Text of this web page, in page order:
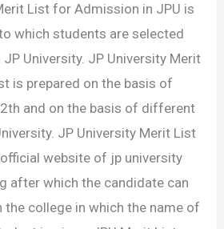
List for Admission in JPU is
which students are selected
University. JP University Merit
is prepared on the basis of
and on the basis of different
JP University Merit List
website of jp university
after which the candidate can
the college in which the name of